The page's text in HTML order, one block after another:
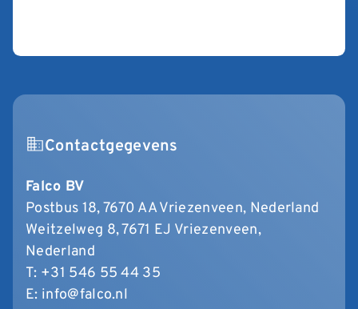
Contactgegevens
Falco BV
Postbus 18, 7670 AA Vriezenveen, Nederland
Weitzelweg 8, 7671 EJ Vriezenveen,
Nederland
T: +31 546 55 44 35
E: info@falco.nl